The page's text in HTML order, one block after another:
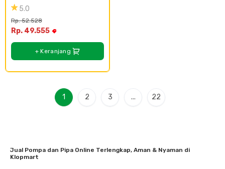
Straight Union
5.0
Rp. 52.528
Rp. 49.555
+ Keranjang
1 2 3 ... 22
Jual Pompa dan Pipa Online Terlengkap, Aman & Nyaman di
Klopmart